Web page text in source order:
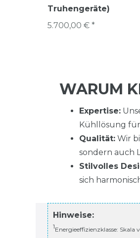
Truhengeräte)
5.700,00 € *
WARUM
Expertise:
Kühllösung
Qualität: Wir
sondern auch
Stilvolles
sich
Hinweise:
1Energieeffizienzklasse: Skala